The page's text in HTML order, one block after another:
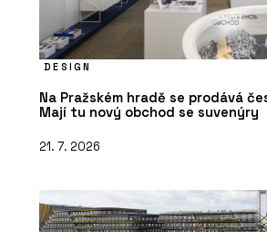
DESIGN
Na Pražském hradě se prodává
Mají tu nový obchod se suvenýry
21. 7. 2026